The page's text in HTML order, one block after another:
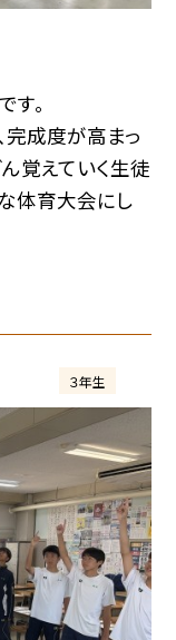
。
完成度が高まっ
覚えていく生徒
体育大会にし
３年生